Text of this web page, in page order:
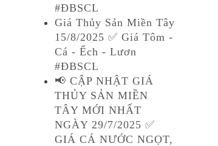
#ĐBSCL
Giá Thủy Sản Miền Tây
15/8/2025 ✅ Giá Tôm -
Cá - Ếch - Lươn
#ĐBSCL
📢 CẬP NHẬT GIÁ
THỦY SẢN MIỀN
TÂY MỚI NHẤT
NGÀY 29/7/2025 ✅
GIÁ CÁ NƯỚC NGỌT,